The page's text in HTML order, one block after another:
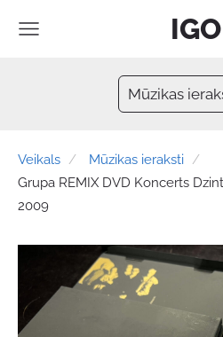
IGO
Mūzikas
Veikals
Mūzikas ieraksti
Grupa REMIX DVD Koncerts
2009